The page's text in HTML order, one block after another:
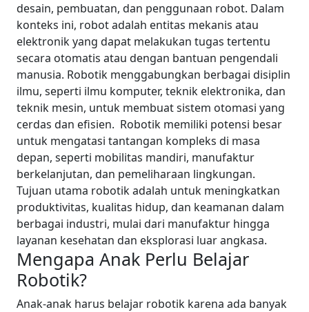
desain, pembuatan, dan penggunaan robot. Dalam
konteks ini, robot adalah entitas mekanis atau
elektronik yang dapat melakukan tugas tertentu
secara otomatis atau dengan bantuan pengendali
manusia. Robotik menggabungkan berbagai disiplin
ilmu, seperti ilmu komputer, teknik elektronika, dan
teknik mesin, untuk membuat sistem otomasi yang
cerdas dan efisien. Robotik memiliki potensi besar
untuk mengatasi tantangan kompleks di masa
depan, seperti mobilitas mandiri, manufaktur
berkelanjutan, dan pemeliharaan lingkungan.
Tujuan utama robotik adalah untuk meningkatkan
produktivitas, kualitas hidup, dan keamanan dalam
berbagai industri, mulai dari manufaktur hingga
layanan kesehatan dan eksplorasi luar angkasa.
Mengapa Anak Perlu Belajar
Robotik?
Anak-anak harus belajar robotik karena ada banyak